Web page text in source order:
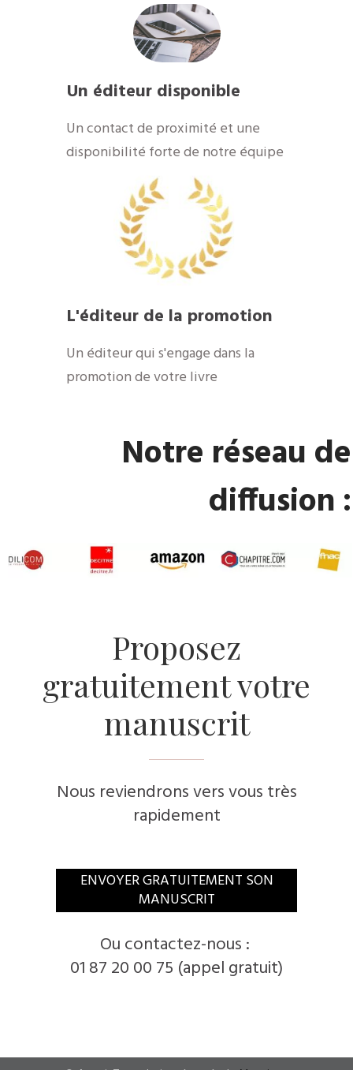
Un éditeur disponible
​Un contact de proximité et une
disponibilité forte de notre équipe
​L'éditeur de la promotion
​Un éditeur qui s'engage dans la
promotion de votre livre
​Notre réseau de
diffusion :
​Proposez
gratuitement votre
manuscrit
Nous reviendrons vers vous très
rapidement
​ENVOYER GRATUITEMENT SON
MANUSCRIT
​Ou contactez-nous :
01 87 20 00 75 (appel gratuit)